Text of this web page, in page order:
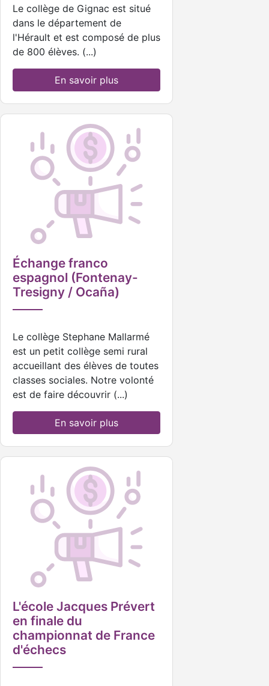
Le collège de Gignac est situé
dans le département de
l'Hérault et est composé de plus
de 800 élèves. (...)
En savoir plus
Échange franco
espagnol (Fontenay-
Tresigny / Ocaña)
Le collège Stephane Mallarmé
est un petit collège semi rural
accueillant des élèves de toutes
classes sociales. Notre volonté
est de faire découvrir (...)
En savoir plus
L'école Jacques Prévert
en finale du
championnat de France
d'échecs